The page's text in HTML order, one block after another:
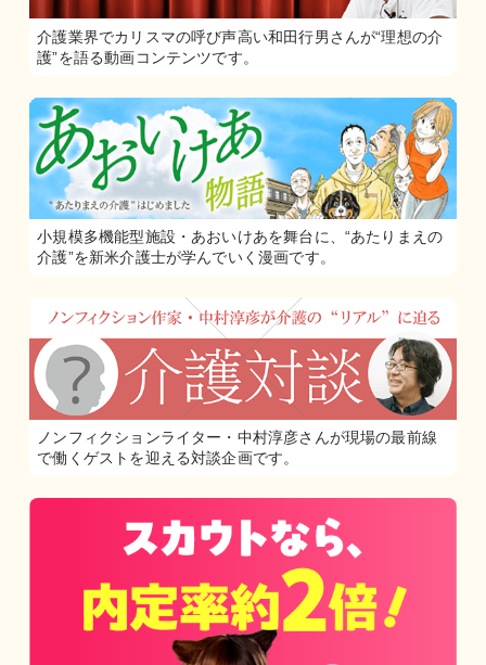
介護業界でカリスマの呼び声高い和田行男さんが“理想の介
護”を語る動画コンテンツです。
小規模多機能型施設・あおいけあを舞台に、“あたりまえの
介護”を新米介護士が学んでいく漫画です。
ノンフィクションライター・中村淳彦さんが現場の最前線
で働くゲストを迎える対談企画です。